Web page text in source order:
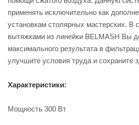
применять исключительно как
установкам столярных мастерских. В
вытяжками из линейки BELMASH Вы
максимального результата в
улучшите условия труда и сохраните
Характеристики:
Мощность 300 Вт